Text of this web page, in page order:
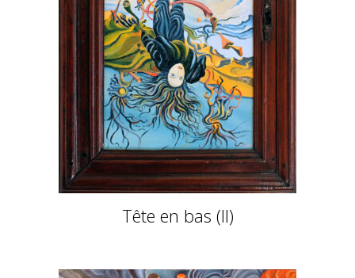
Tête en bas (II)